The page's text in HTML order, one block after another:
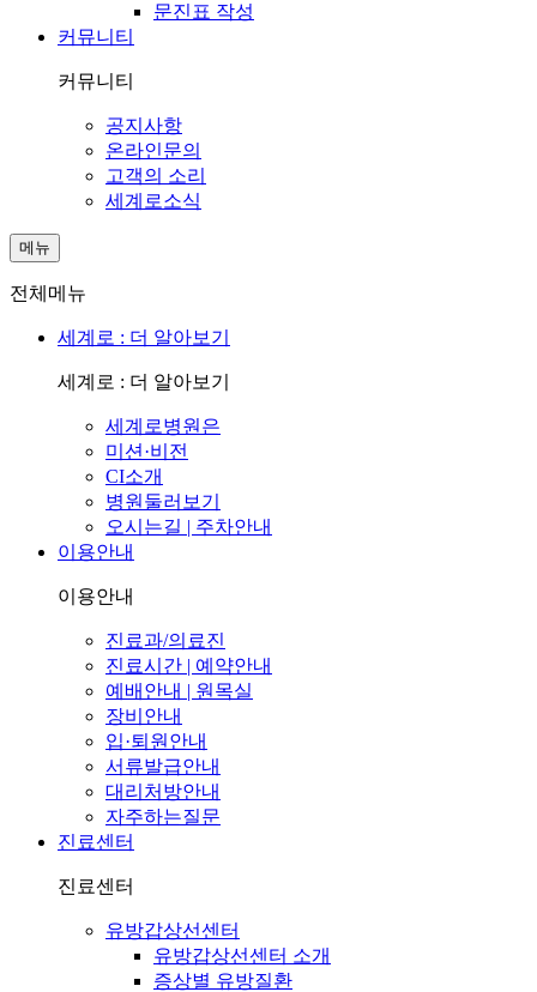
문진표 작성
커뮤니티
커뮤니티
공지사항
온라인문의
고객의 소리
세계로소식
메뉴
전체메뉴
세계로 : 더 알아보기
세계로 : 더 알아보기
세계로병원은
미션·비전
CI소개
병원둘러보기
오시는길 | 주차안내
이용안내
이용안내
진료과/의료진
진료시간 | 예약안내
예배안내 | 원목실
장비안내
입·퇴원안내
서류발급안내
대리처방안내
자주하는질문
진료센터
진료센터
유방갑상선센터
유방갑상선센터 소개
증상별 유방질환